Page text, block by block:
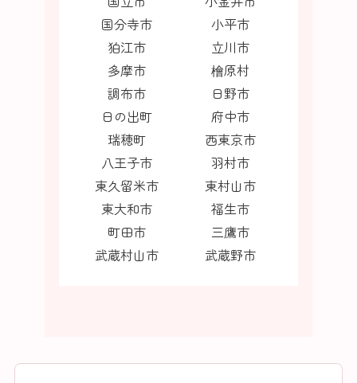
国分寺市
小平市
狛江市
立川市
多摩市
檜原村
調布市
日野市
日の出町
府中市
瑞穂町
西東京市
八王子市
羽村市
東久留米市
東村山市
東大和市
福生市
町田市
三鷹市
武蔵村山市
武蔵野市